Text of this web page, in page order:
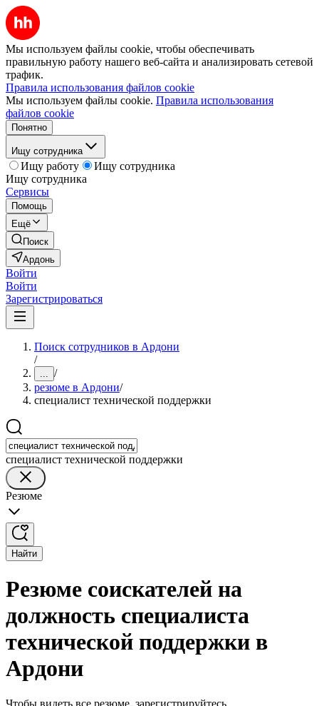
Мы используем файлы cookie, чтобы обеспечивать
правильную работу нашего веб-сайта и анализировать сетевой
трафик.
Правила использования файлов cookie
Мы используем файлы cookie. Правила использования
файлов cookie
Понятно
Ищу сотрудника
Ищу работу
Ищу сотрудника
Ищу сотрудника
Сервисы
Помощь
Ещё
Поиск
Ардонь
Войти
Войти
Зарегистрироваться
Поиск сотрудников в Ардони
/
... /
резюме в Ардони/
специалист технической поддержки
специалист технической поддержки
Резюме
Найти
Резюме соискателей на
должность специалиста
технической поддержки в
Ардони
Чтобы видеть все резюме, зарегистрируйтесь